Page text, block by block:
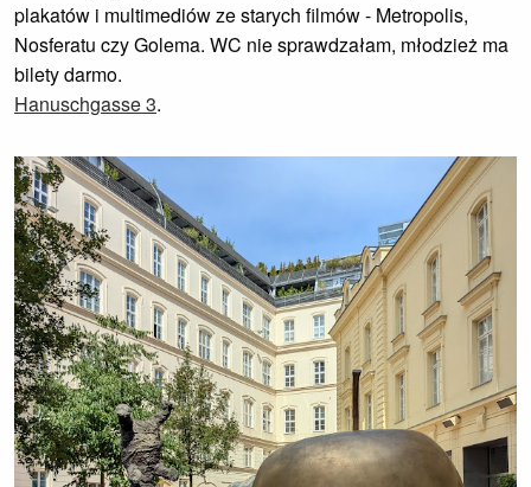
plakatów i multimediów ze starych filmów - Metropolis,
Nosferatu czy Golema. WC nie sprawdzałam, młodzież ma
bilety darmo.
Hanuschgasse 3.